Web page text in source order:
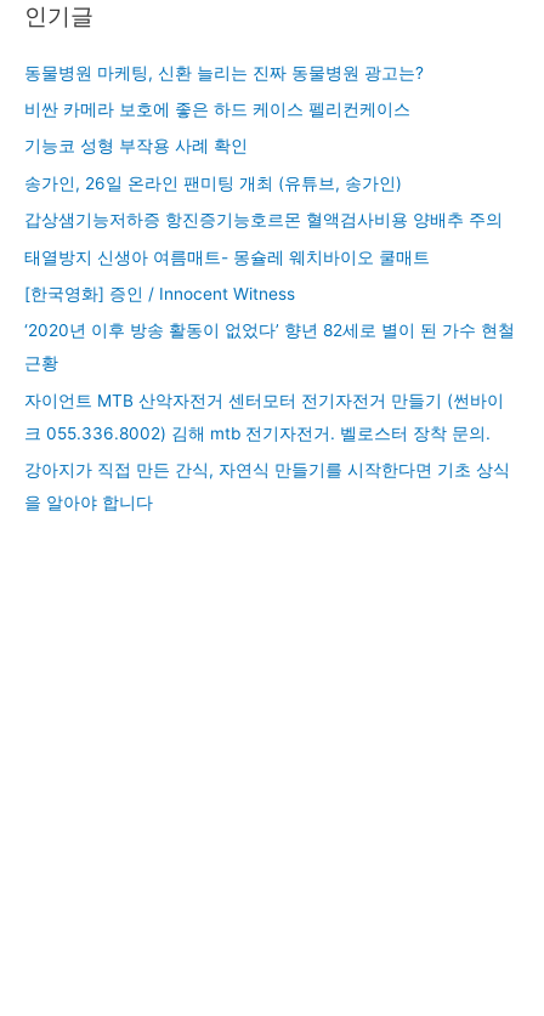
인기글
동물병원 마케팅, 신환 늘리는 진짜 동물병원 광고는?
비싼 카메라 보호에 좋은 하드 케이스 펠리컨케이스
기능코 성형 부작용 사례 확인
송가인, 26일 온라인 팬미팅 개최 (유튜브, 송가인)
갑상샘기능저하증 항진증기능호르몬 혈액검사비용 양배추 주의
태열방지 신생아 여름매트- 몽슐레 웨치바이오 쿨매트
[한국영화] 증인 / Innocent Witness
‘2020년 이후 방송 활동이 없었다’ 향년 82세로 별이 된 가수 현철
근황
자이언트 MTB 산악자전거 센터모터 전기자전거 만들기 (썬바이
크 055.336.8002) 김해 mtb 전기자전거. 벨로스터 장착 문의.
강아지가 직접 만든 간식, 자연식 만들기를 시작한다면 기초 상식
을 알아야 합니다